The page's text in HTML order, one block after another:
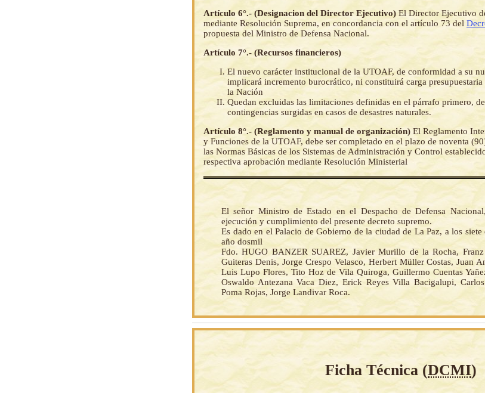
Artículo 6°.- (Designacion del Director Ejecutivo) El Director Ejecutivo
mediante Resolución Suprema, en concordancia con el artículo 73 del
propuesta del Ministro de Defensa Nacional.
Artículo 7°.- (Recursos financieros)
El nuevo carácter institucional de la UTOAF, de conformidad a su
implicará incremento burocrático, ni constituirá carga
la Nación
Quedan excluidas las limitaciones definidas en el párrafo primero,
contingencias surgidas en casos de desastres naturales.
Artículo 8°.- (Reglamento y manual de organización) El Reglamento
y Funciones de la UTOAF, debe ser completado en el plazo de noventa
las Normas Básicas de los Sistemas de Administración y Control
respectiva aprobación mediante Resolución Ministerial
El señor Ministro de Estado en el Despacho de Defensa
ejecución y cumplimiento del presente decreto supremo.
Es dado en el Palacio de Gobierno de la ciudad de La Paz, a los
año dosmil
Fdo. HUGO BANZER SUAREZ, Javier Murillo de la Rocha,
Guiteras Denis, Jorge Crespo Velasco, Herbert Müller Costas, Juan
Luis Lupo Flores, Tito Hoz de Vila Quiroga, Guillermo Cuentas
Oswaldo Antezana Vaca Diez, Erick Reyes Villa Bacigalupi,
Poma Rojas, Jorge Landivar Roca.
Ficha Técnica (DCMI)